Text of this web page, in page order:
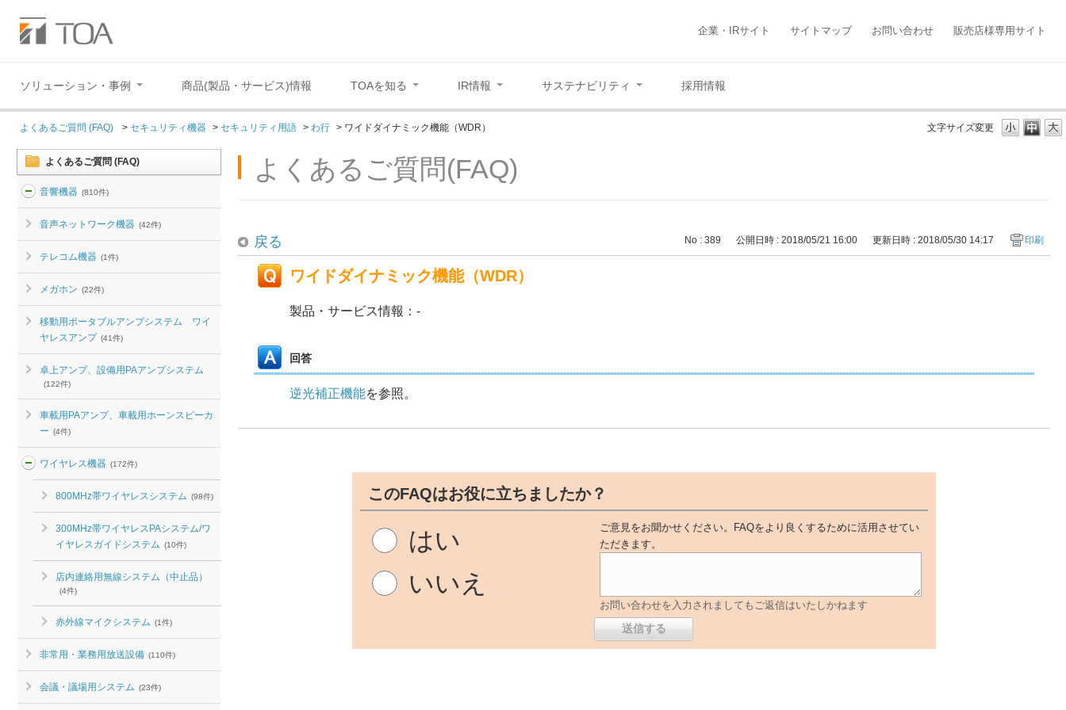
企業・IRサイト サイトマップ お問い合わせ 販売店様専用サイト
ソリューション・事例 商品(製品・サービス)情報 TOAを知る IR情報 サステナビリティ 採用情報
文字サイズ変更
よくあるご質問 (FAQ) > セキュリティ機器 > セキュリティ用語 > わ行 > ワイドダイナミック機能（WDR）
よくあるご質問 (FAQ)
音響機器 (810件)
音声ネットワーク機器 (42件)
テレコム機器 (1件)
メガホン (22件)
移動用ポータブルアンプシステム ワイ
ヤレスアンプ (41件)
卓上アンプ、設備用PAアンプシステム
(122件)
車載用PAアンプ、車載用ホーンスピーカ
ー (4件)
ワイヤレス機器 (172件)
800MHz帯ワイヤレスシステム (98件)
300MHz帯ワイヤレスPAシステム/ワ
イヤレスガイドシステム (10件)
店内連絡用無線システム（中止品）
(4件)
赤外線マイクシステム (1件)
非常用・業務用放送設備 (110件)
会議・議場用システム (23件)
よくあるご質問(FAQ)
戻る No : 389 公開日時 : 2018/05/21 16:00 更新日時 : 2018/05/30 14:17 印刷
ワイドダイナミック機能（WDR）
製品・サービス情報：-
回答
逆光補正機能を参照。
このFAQはお役に立ちましたか？
はい
いいえ
ご意見をお聞かせください。FAQをより良くするために活用させてい
ただきます。
お問い合わせを入力されましてもご返信はいたしかねます